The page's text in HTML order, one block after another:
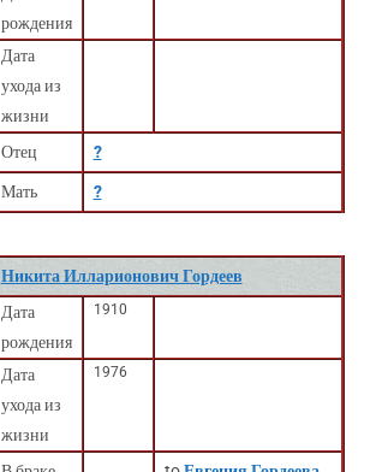
рождения
Дата
ухода из
жизни
Отец
?
Мать ?
Никита Илларионович Гордеев
Дата
рождения
1910
Дата
ухода из
жизни
1976